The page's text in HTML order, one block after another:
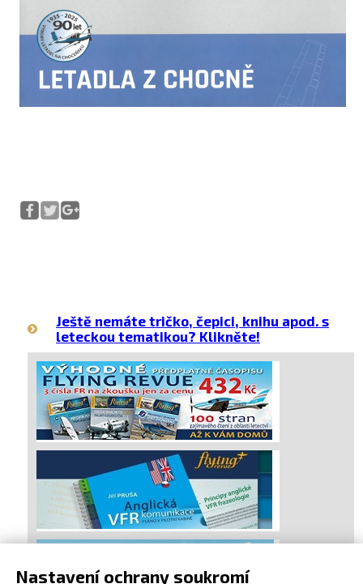
Ještě nemáte tričko, čepici, knihu apod. s
leteckou tematikou? Klikněte!
Nastavení ochrany soukromí